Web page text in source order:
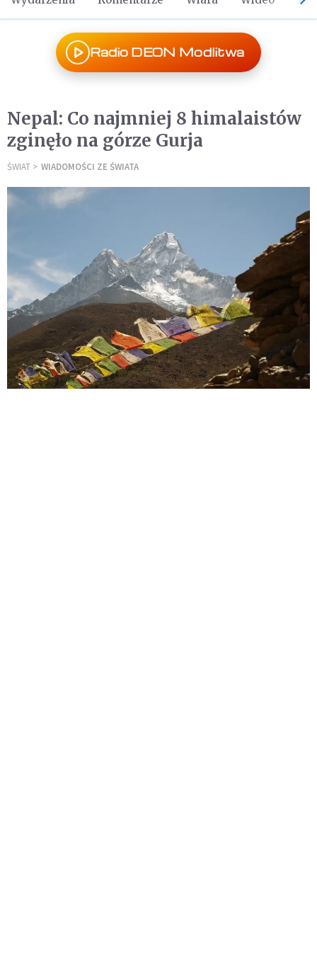
Radio DEON Modlitwa
Nepal: Co najmniej 8 himalaistów
zginęło na górze Gurja
ŚWIAT WIADOMOŚCI ZE ŚWIATA